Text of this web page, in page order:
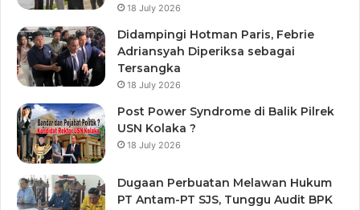
18 July 2026
Didampingi Hotman Paris, Febrie
Adriansyah Diperiksa sebagai
Tersangka
18 July 2026
Post Power Syndrome di Balik Pilrek
USN Kolaka ?
18 July 2026
Dugaan Perbuatan Melawan Hukum
PT Antam-PT SJS, Tunggu Audit BPK